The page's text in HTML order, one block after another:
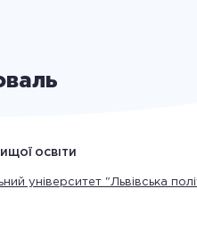
ОСВІТИ
університет "Львівська